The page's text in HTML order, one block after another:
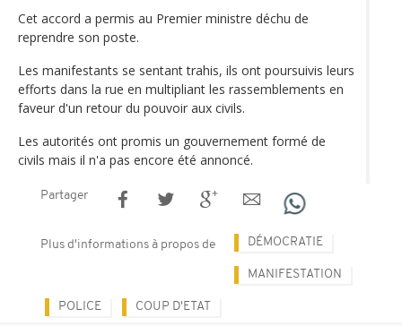
Cet accord a permis au Premier ministre déchu de
reprendre son poste.
Les manifestants se sentant trahis, ils ont poursuivis leurs
efforts dans la rue en multipliant les rassemblements en
faveur d'un retour du pouvoir aux civils.
Les autorités ont promis un gouvernement formé de
civils mais il n'a pas encore été annoncé.
Partager
Plus d'informations à propos de DÉMOCRATIE
MANIFESTATION
POLICE COUP D'ETAT